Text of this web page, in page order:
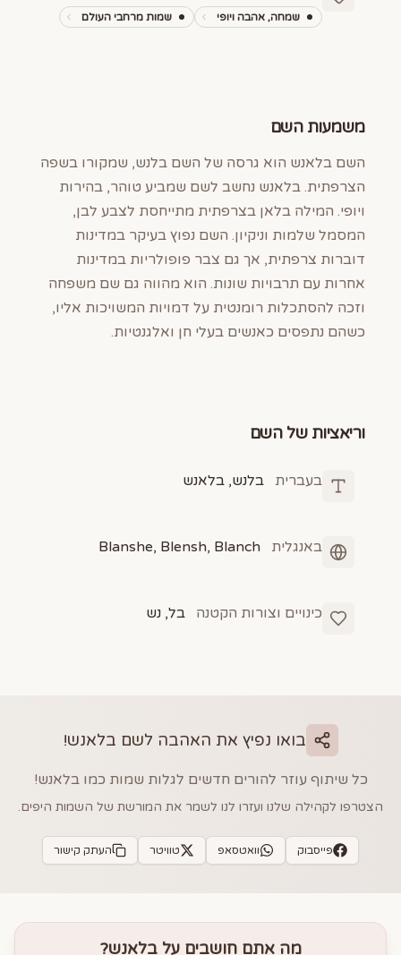
שמחה, אהבה ויופי שמות מרחבי העולם
משמעות השם
השם בלאנש הוא גרסה של השם בלנש, שמקורו בשפה
הצרפתית. בלאנש נחשב לשם שמביע טוהר, בהירות
ויופי. המילה בלאן בצרפתית מתייחסת לצבע לבן,
המסמל שלמות וניקיון. השם נפוץ בעיקר במדינות
דוברות צרפתית, אך גם צבר פופולריות במדינות
אחרות עם תרבויות שונות. הוא מהווה גם שם משפחה
וזכה להסתכלות רומנטית על דמויות המשויכות אליו,
כשהם נתפסים כאנשים בעלי חן ואלגנטיות.
וריאציות של השם
בעברית בלנש, בלאנש
באנגלית Blanshe, Blensh, Blanch
כינויים וצורות הקטנה בל, נש
בואו נפיץ את האהבה לשם בלאנש!
כל שיתוף עוזר להורים חדשים לגלות שמות כמובלאנש!
הצטרפו לקהילה שלנו ועזרו לנו לשמר את המורשת של השמות היפים.
פייסבוק וואטסאפ טוויטר העתק קישור
מה אתם חושבים עלבלאנש?